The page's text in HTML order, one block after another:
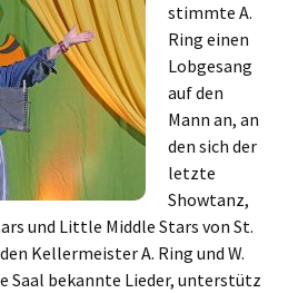
stimmte A.
Ring einen
Lobgesang
auf den
Mann an, an
den sich der
letzte
Showtanz,
und Little Middle Stars von St.
Kellermeister A. Ring und W.
Saal bekannte Lieder, unterstütz